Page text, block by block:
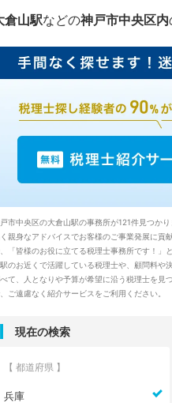
倉山駅などの神戸市中央区内
市中央区の大倉山駅の事務所が121件見つか
親身なアドバイスでお客様のご事業発展に貢
「皆様のお役に立てる税理士事務所です！」
駅のお近くで活躍している税理士や、顧問料
て、人となりや予算が希望に沿う税理士を見
ご遠慮なく紹介サービスをご利用ください。
現在の検索
【 都道府県 】
兵庫